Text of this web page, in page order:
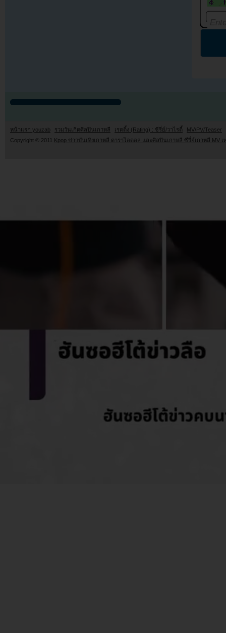
หน้าแรก youzab รวมวันเกิดศิลปินเกาหลี เรตติ้ง (Rating) : ซีรี่ย์/วาไรตี้
MV/PV/Teaser
Copyright © 2011 Kpop ข่าวบันเทิงเกาหลี ดาราไอดอล และศิลปินเกาหลี ซีรี่ย์เกาหลี MV